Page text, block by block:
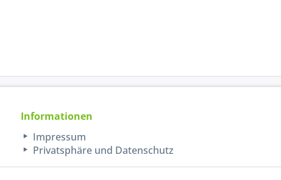
Informationen
Impressum
Privatsphäre und Datenschutz